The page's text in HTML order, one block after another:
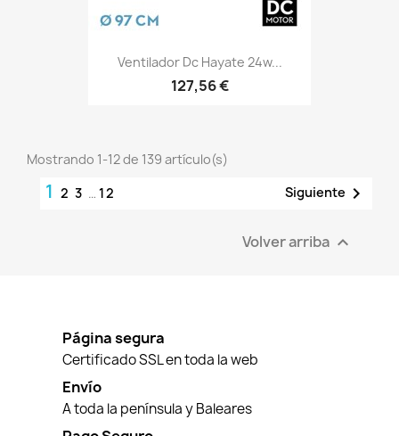
Ventilador Dc Hayate 24w...
127,56 €
Mostrando 1-12 de 139 artículo(s)
1 2 3 … 12 Siguiente 
Volver arriba 
Página segura
Certificado SSL en toda la web
Envío
A toda la península y Baleares